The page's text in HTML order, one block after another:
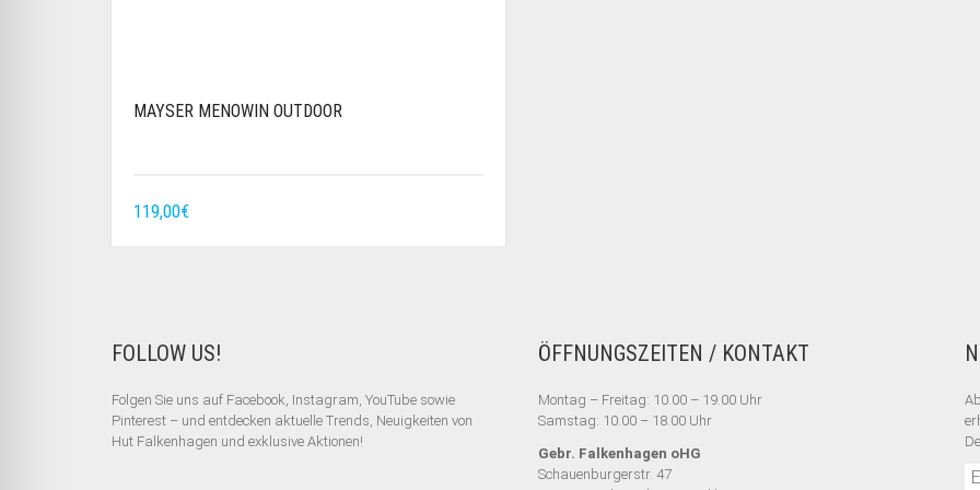
MAYSER MENOWIN OUTDOOR
119,00€
FOLLOW US!
Folgen Sie uns auf Facebook, Instagram, YouTube sowie
Pinterest – und entdecken aktuelle Trends, Neuigkeiten von
Hut Falkenhagen und exklusive Aktionen!
ÖFFNUNGSZEITEN / KONTAKT
Montag – Freitag: 10.00 – 19.00 Uhr
Samstag: 10.00 – 18.00 Uhr
Gebr. Falkenhagen oHG
Schauenburgerstr. 47